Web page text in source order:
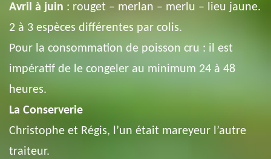
Avril à juin : rouget – merlan – merlu – lieu jaune.
2 à 3 espèces différentes par colis.
Pour la consommation de poisson cru : il est
impératif de le congeler au minimum 24 à 48
heures.
La Conserverie
Christophe et Régis, l’un était mareyeur l’autre
traiteur.